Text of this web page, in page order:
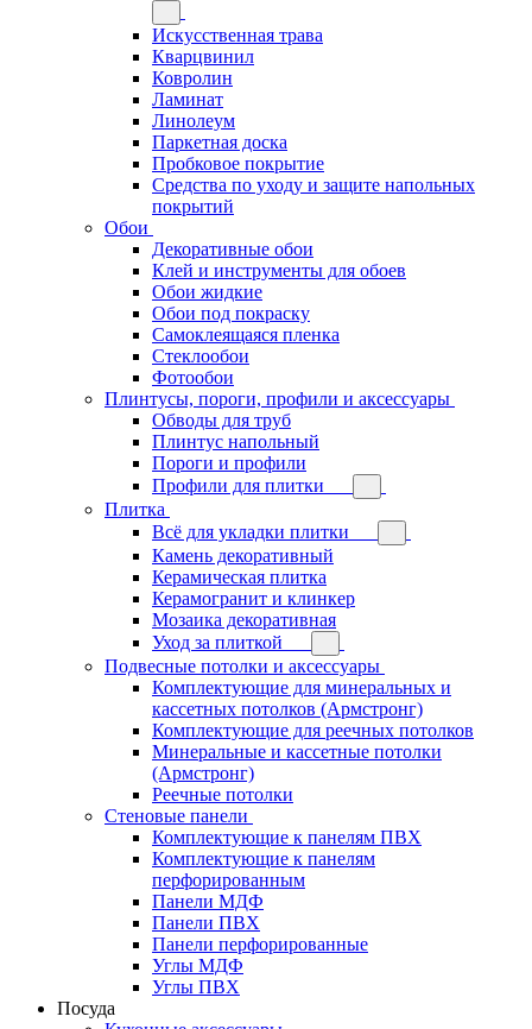
Искусственная трава
Кварцвинил
Ковролин
Ламинат
Линолеум
Паркетная доска
Пробковое покрытие
Средства по уходу и защите напольных
покрытий
Обои
Декоративные обои
Клей и инструменты для обоев
Обои жидкие
Обои под покраску
Самоклеящаяся пленка
Стеклообои
Фотообои
Плинтусы, пороги, профили и аксессуары
Обводы для труб
Плинтус напольный
Пороги и профили
Профили для плитки
Плитка
Всё для укладки плитки
Камень декоративный
Керамическая плитка
Керамогранит и клинкер
Мозаика декоративная
Уход за плиткой
Подвесные потолки и аксессуары
Комплектующие для минеральных и
кассетных потолков (Армстронг)
Комплектующие для реечных потолков
Минеральные и кассетные потолки
(Армстронг)
Реечные потолки
Стеновые панели
Комплектующие к панелям ПВХ
Комплектующие к панелям
перфорированным
Панели МДФ
Панели ПВХ
Панели перфорированные
Углы МДФ
Углы ПВХ
Посуда